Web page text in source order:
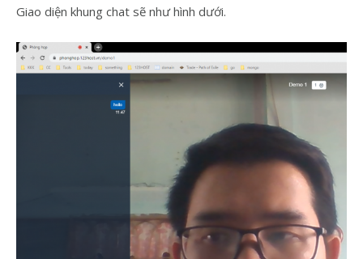
Giao diện khung chat sẽ như hình dưới.